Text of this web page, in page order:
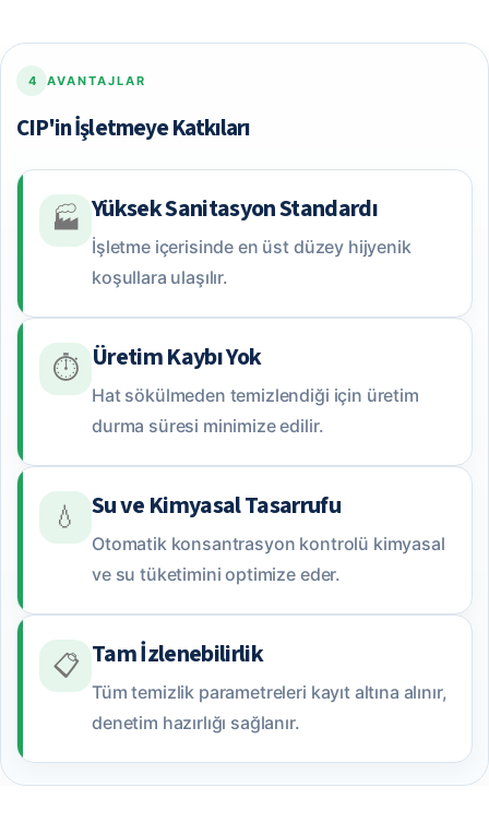
4 AVANTAJLAR
CIP'in İşletmeye Katkıları
🏭 Yüksek Sanitasyon Standardı
İşletme içerisinde en üst düzey hijyenik
koşullara ulaşılır.
⏱️ Üretim Kaybı Yok
Hat sökülmeden temizlendiği için üretim
durma süresi minimize edilir.
💧 Su ve Kimyasal Tasarrufu
Otomatik konsantrasyon kontrolü kimyasal
ve su tüketimini optimize eder.
📋 Tam İzlenebilirlik
Tüm temizlik parametreleri kayıt altına alınır,
denetim hazırlığı sağlanır.